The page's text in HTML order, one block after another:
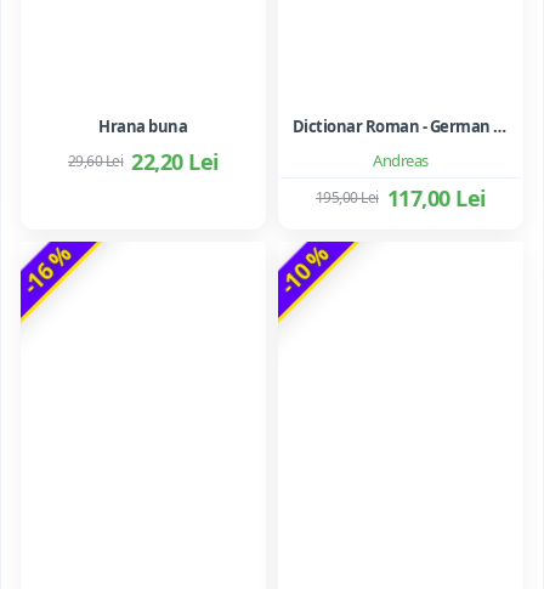
Hrana buna
22,20 Lei
29,60 Lei Andreas
Dictionar Roman - German - Mihai Anutei
117,00 Lei
195,00 Lei
-16 % -10 %